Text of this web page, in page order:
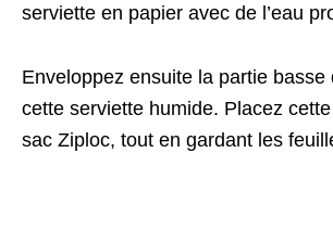
serviette en papier avec de l’eau
Enveloppez ensuite la partie basse
cette serviette humide. Placez
sac Ziploc, tout en gardant les